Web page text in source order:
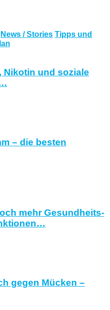
News / Stories Tipps und
Nikotin und soziale
– die besten
mehr Gesundheits-
gegen Mücken –